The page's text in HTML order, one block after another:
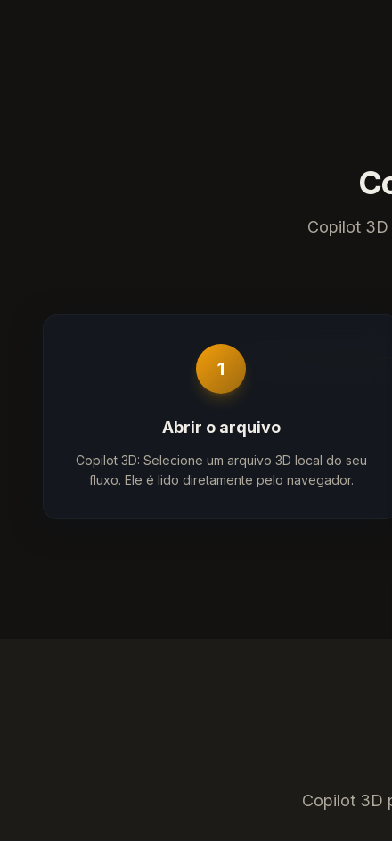
Copilot 3D
1
Abrir o arquivo
Copilot 3D: Selecione um arquivo 3D local do seu
fluxo. Ele é lido diretamente pelo navegador.
Copilot 3D